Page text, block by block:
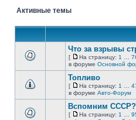
Активные темы
этой
непрочитанных
сообщений.
Что за взрывы
[
На
страницу
На страницу: 1
в форуме Основной
этой
Топливо
[
На
страницу
На страницу: 1
в форуме Авто-Форум
Вспомним СССР?
[
На страницу: 1